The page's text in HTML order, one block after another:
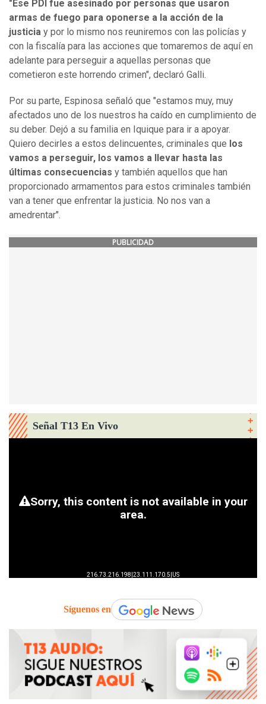
"Ese PDI fue asesinado por personas que usaron
armas de fuego para oponerse a la acción de la
justicia y por lo mismo nos reuniremos con las policías y
con la fiscalía para las acciones que tomaremos de aquí en
adelante para perseguir a aquellas personas que
cometieron este horrendo crimen", declaró Galli.
Por su parte, Espinosa señaló que "estamos muy, muy
afectados uno de los nuestros ha caído en cumplimiento de
su deber. Dejó a su familia en Iquique para ir a apoyar.
Quiero decirles a estos delincuentes, criminales que los
vamos a perseguir, los vamos a llevar hasta las
últimas consecuencias y también aquellos que han
proporcionado armamentos para estos criminales también
van a tener que enfrentar la justicia. No nos van a
amedrentar".
PUBLICIDAD
Señal T13 En Vivo
Síguenos en